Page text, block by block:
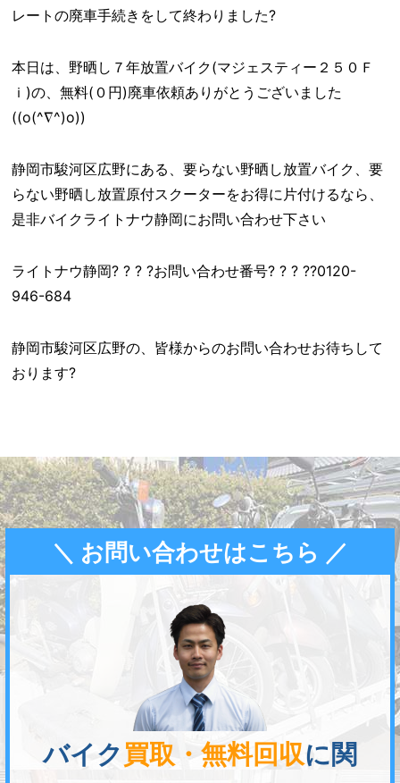
レートの廃車手続きをして終わりました?
本日は、野晒し７年放置バイク(マジェスティー２５０Ｆ
ｉ)の、無料(０円)廃車依頼ありがとうございました
((o(^∇^)o))
静岡市駿河区広野にある、要らない野晒し放置バイク、要
らない野晒し放置原付スクーターをお得に片付けるなら、
是非バイクライトナウ静岡にお問い合わせ下さい
ライトナウ静岡? ? ? ?お問い合わせ番号? ? ? ??0120-
946-684
静岡市駿河区広野の、皆様からのお問い合わせお待ちして
おります?
＼ お問い合わせはこちら ／
バイク 買取・無料回収に関